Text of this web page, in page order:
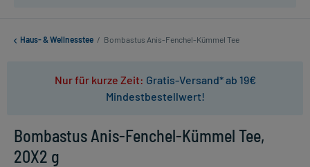
Haus- & Wellnesstee / Bombastus Anis-Fenchel-Kümmel Tee
Nur für kurze Zeit: Gratis-Versand* ab 19€
Mindestbestellwert!
Bombastus Anis-Fenchel-Kümmel Tee,
20X2 g